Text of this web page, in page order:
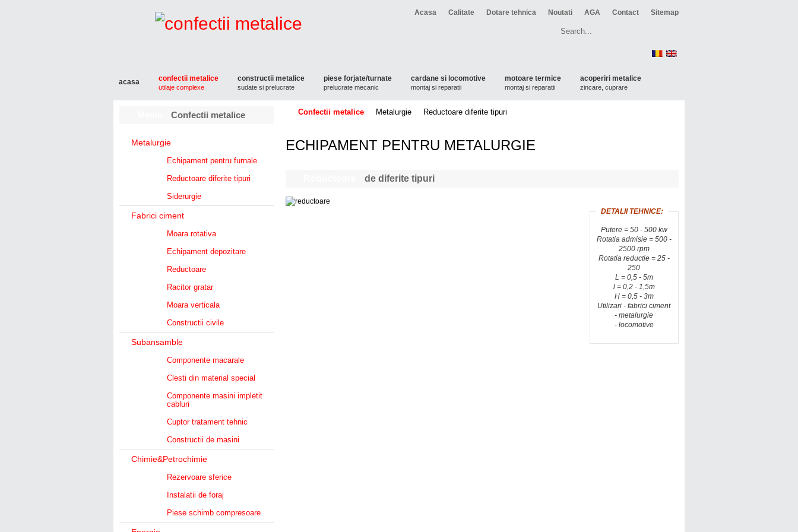
Sitemap
Contact
AGA
Noutati
Dotare tehnica
Calitate
Acasa
acasa confectii metalice
utilaje complexe
constructii metalice
sudate si prelucrate
piese forjate/turnate
prelucrate mecanic
cardane si locomotive
montaj si reparatii
motoare termice
montaj si reparatii
acoperiri metalice
zincare, cuprare
Confectii metalice Metalurgie Reductoare diferite tipuri
ECHIPAMENT PENTRU METALURGIE
de diferite tipuri
DETALII TEHNICE:
Putere = 50 - 500 kw
Rotatia admisie = 500 -
2500 rpm
Rotatia reductie = 25 -
250
L = 0,5 - 5m
l = 0,2 - 1,5m
H = 0,5 - 3m
Utilizari - fabrici ciment
- metalurgie
- locomotive
Confectii metalice
Metalurgie
Echipament pentru furnale
Reductoare diferite tipuri
Siderurgie
Fabrici ciment
Moara rotativa
Echipament depozitare
Reductoare
Racitor gratar
Moara verticala
Constructii civile
Subansamble
Componente macarale
Clesti din material special
Componente masini impletit
cabluri
Cuptor tratament tehnic
Constructii de masini
Chimie&Petrochimie
Rezervoare sferice
Instalatii de foraj
Piese schimb compresoare